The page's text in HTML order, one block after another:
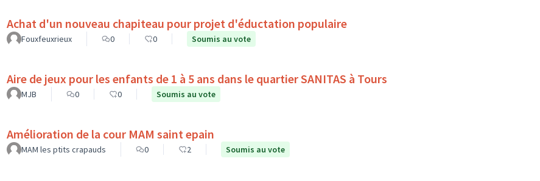
Achat d'un nouveau chapiteau pour projet d'éductation populaire
Fouxfeuxrieux 0 0 Soumis au vote
Aire de jeux pour les enfants de 1 à 5 ans dans le quartier SANITAS à Tours
MJB 0 0 Soumis au vote
Amélioration de la cour MAM saint epain
MAM les ptits crapauds 0 2 Soumis au vote